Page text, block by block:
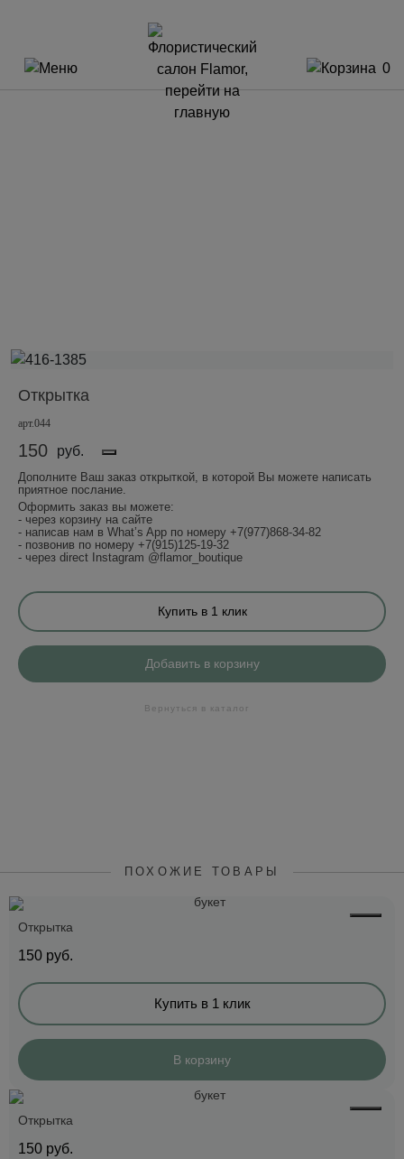
0
Открытка
арт.044
Дополните Ваш заказ открыткой, в которой Вы можете написать
приятное послание.
Оформить заказ вы можете:
- через корзину на сайте
- написав нам в What’s App по номеру +7(977)868-34-82
- позвонив по номеру +7(915)125-19-32
- через direct Instagram @flamor_boutique
150 руб.
Купить в 1 клик
Добавить в корзину
Вернуться в каталог
ПОХОЖИЕ ТОВАРЫ
Открытка
150 руб.
Купить в 1 клик
В корзину
Открытка
150 руб.